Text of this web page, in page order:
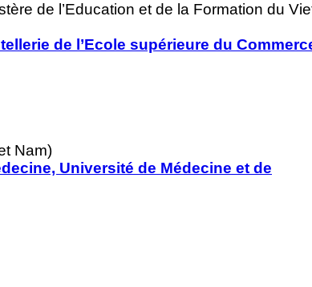
de l’Education et de la Formation du
de l’Ecole supérieure du
Nam)
Université de Médecine et de